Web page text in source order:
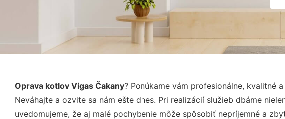
Oprava kotlov Vigas Čakany? Ponúkame vám profesionálne, kvalitné
Neváhajte a ozvite sa nám ešte dnes. Pri realizácií služieb dbáme
uvedomujeme, že aj malé pochybenie môže spôsobiť nepríjemné a